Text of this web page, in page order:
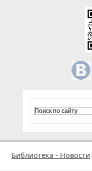
Библиотека - Новости